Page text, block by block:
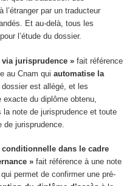
par un traducteur
Et au-delà, tous les
l’étude du dossier.
via jurisprudence » fait référence
au Cnam qui automatise la
dossier est allégé, et les
du diplôme obtenu,
la note de jurisprudence et toute
jurisprudence.
conditionnelle dans le cadre
» fait référence à une note
permet de confirmer une pré-